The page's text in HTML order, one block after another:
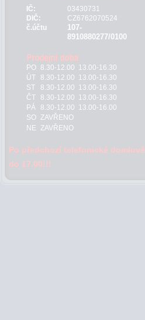
IČ:
03430731
DIČ:
CZ6762070524
č.účtu
107-
8910880277/0100
PO 8.30-12.00 13.00-16.30
ÚT
8.30-12.00 13.00-16.30
ST
8.30-12.00 13.00-16.30
ČT
8.30-12.00 13.00-16.30
PÁ
8.30-12.00 13.00-16.00
SO ZAVŘENO
NE ZAVŘENO
Po předchozí telefonické domluvě
do 17.00!!!